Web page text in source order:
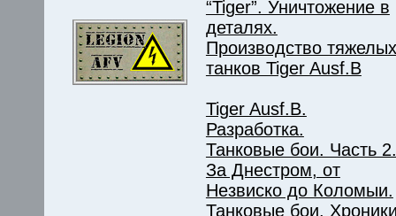
“Tiger”. Уничтожение в
деталях.
Производство тяжелых
танков Tiger Ausf.B
Tiger Ausf.B.
Разработка.
Танковые бои. Часть 2.
За Днестром, от
Незвиско до Коломыи.
Танковые бои.